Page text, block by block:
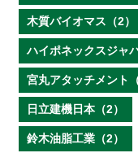
木質バイオマス（2）
ハイポネックスジャ
宮丸アタッチメント（
日立建機日本（2）
鈴木油脂工業（2）